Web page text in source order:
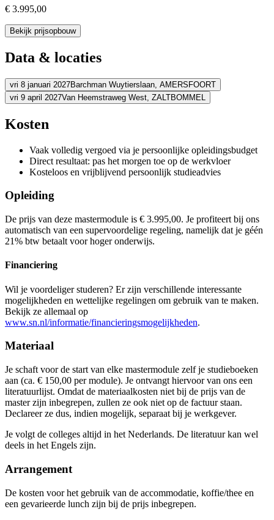
€ 3.995,00
Bekijk prijsopbouw
Data & locaties
vri 8 januari 2027Barchman Wuytierslaan, AMERSFOORT
Adres
Eenhoorn Meeting Center Amersfoort
Prijs
€ 3.995,00
Bekijk prijsopbouw
Lesdagen
vri15-01-2027
vri12-02-20279:30 - 17:30
vri05-03-20279:30 - 17:30
vri19-03-20279:30 - 17:30
vri02-04-20279:30 - 17:30
vri 9 april 2027Van Heemstraweg West, ZALTBOMMEL
Adres
Bekijk route
Prijs
€ 3.995,00
Kies deze startdatum
Lesdagen
vri09-04-2027
vri14-05-20279:30 - 17:30
vri28-05-20279:30 - 17:30
vri11-06-20279:30 - 17:30
vri25-06-20279:30 - 17:30
Kosten
Vaak volledig vergoed via je persoonlijke opleidingsbudget
Direct resultaat: pas het morgen toe op de werkvloer
Kosteloos en vrijblijvend persoonlijk studieadvies
Opleiding
De prijs van deze mastermodule is € 3.995,00. Je profiteert bij ons
automatisch van een supervoordelige regeling, namelijk dat je géén
21% btw betaalt voor hoger onderwijs.
Financiering
Wil je voordeliger studeren? Er zijn verschillende interessante
mogelijkheden en wettelijke regelingen om gebruik van te maken.
Bekijk ze allemaal op
www.sn.nl/informatie/financieringsmogelijkheden.
Materiaal
Je schaft voor de start van elke mastermodule zelf je studieboeken
aan (ca. € 150,00 per module). Je ontvangt hiervoor van ons een
literatuurlijst. Omdat de materiaalkosten niet bij de prijs van de
master zijn inbegrepen, zullen ze ook niet op de factuur staan.
Declareer ze dus, indien mogelijk, separaat bij je werkgever.
Je volgt de colleges altijd in het Nederlands. De literatuur kan wel
deels in het Engels zijn.
Arrangement
De kosten voor het gebruik van de accommodatie, koffie/thee en
een gevarieerde lunch zijn bij de prijs inbegrepen.